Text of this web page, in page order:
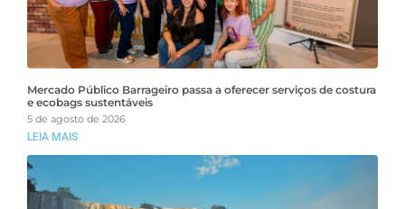
Mercado Público Barrageiro passa a oferecer serviços de costura
e ecobags sustentáveis
5 de agosto de 2026
LEIA MAIS